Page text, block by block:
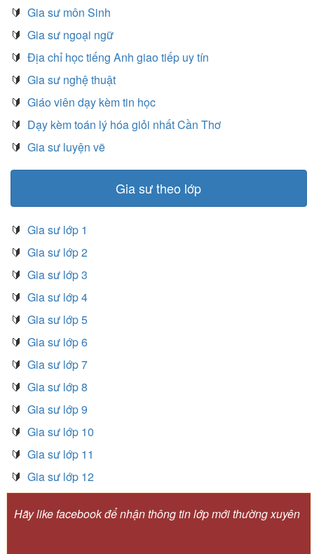
🔰 Gia sư môn Sinh
🔰 Gia sư ngoại ngữ
🔰 Địa chỉ học tiếng Anh giao tiếp uy tín
🔰 Gia sư nghệ thuật
🔰 Giáo viên dạy kèm tin học
🔰 Dạy kèm toán lý hóa giỏi nhất Cần Thơ
🔰 Gia sư luyện vẽ
Gia sư theo lớp
🔰 Gia sư lớp 1
🔰 Gia sư lớp 2
🔰 Gia sư lớp 3
🔰 Gia sư lớp 4
🔰 Gia sư lớp 5
🔰 Gia sư lớp 6
🔰 Gia sư lớp 7
🔰 Gia sư lớp 8
🔰 Gia sư lớp 9
🔰 Gia sư lớp 10
🔰 Gia sư lớp 11
🔰 Gia sư lớp 12
Hãy like facebook để nhận thông tin lớp mới thường xuyên